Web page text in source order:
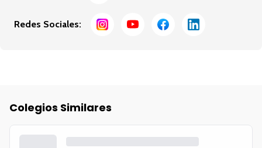
Redes Sociales:
Colegios Similares